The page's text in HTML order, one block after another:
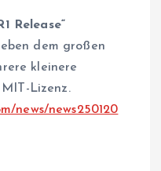
Release“
dem großen
kleinere
Lizenz.
news/news250120